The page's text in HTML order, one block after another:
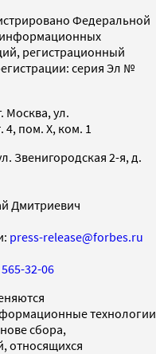
Федеральной
информационных
регистрационный
серия Эл №
Москва, ул.
4, пом. X, ком. 1
Звенигородская 2-я, д.
Дмитриевич
press-release@forbes.ru
32-06
технологии
сбора,
относящихся